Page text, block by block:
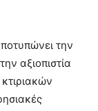
την
αξιοπιστία